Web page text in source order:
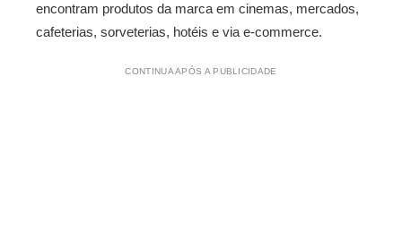
encontram produtos da marca em cinemas, mercados,
cafeterias, sorveterias, hotéis e via e-commerce.
CONTINUA APÓS A PUBLICIDADE